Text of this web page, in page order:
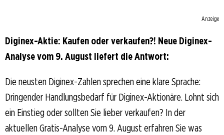
Anzeige
Diginex-Aktie: Kaufen oder verkaufen?! Neue Diginex-
Analyse vom 9. August liefert die Antwort:
Die neusten Diginex-Zahlen sprechen eine klare Sprache:
Dringender Handlungsbedarf für Diginex-Aktionäre. Lohnt sich
ein Einstieg oder sollten Sie lieber verkaufen? In der
aktuellen Gratis-Analyse vom 9. August erfahren Sie was